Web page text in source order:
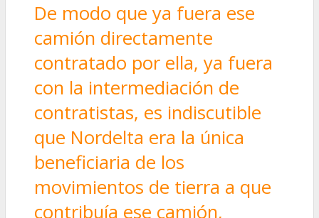
De modo que ya fuera ese
camión directamente
contratado por ella, ya fuera
con la intermediación de
contratistas, es indiscutible
que Nordelta era la única
beneficiaria de los
movimientos de tierra a que
contribuía ese camión,